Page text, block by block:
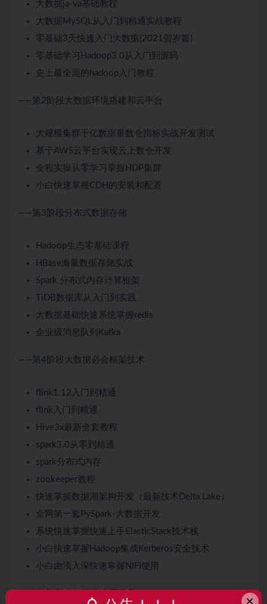
大数据ja-va基础教程
大数据MySQL从入门到精通实战教程
零基础3天快速入门大数据(2021贺岁篇)
零基础学习Hadoop3.0从入门到源码
史上最全面的hadoop入门教程
——第2阶段大数据环境搭建和云平台
大规模集群千亿数据量数仓指标实战开发测试
基于AWS云平台实现云上数仓开发
全程实操从零学习掌握HDP集群
小白快速掌握CDH的安装和配置
——第3阶段分布式数据存储
Hadoop生态零基础课程
HBase海量数据存储实战
Spark 分布式内存计算框架
TiDB数据库从入门到实践
大数据基础快速系统掌握redis
企业级消息队列Kafka
——第4阶段大数据必会框架技术
flink1.12入门到精通
flink入门到精通
Hive3x最新全套教程
spark3.0从零到精通
spark分布式内存
zookeeper教程
快速掌握数据湖架构开发（最新技术Delta Lake）
全网第一套PySpark-大数据开发
系统快速掌握快速上手ElasticStack技术栈
小白快速掌握Hadoop集成Kerberos安全技术
小白由浅入深快速掌握NIFI使用